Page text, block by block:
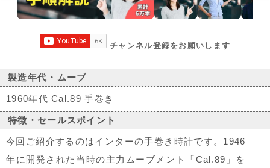
チャンネル登録をお願いします
製造年代・ムーブ
1960年代 Cal.89 手巻き
特徴・セールスポイント
今回ご紹介するのはインターの手巻き時計です。1946
年に開発された当時の主力ムーブメント「Cal.89」を